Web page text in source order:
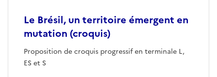
Le Brésil, un territoire émergent en
mutation (croquis)
Proposition de croquis progressif en terminale L,
ES et S